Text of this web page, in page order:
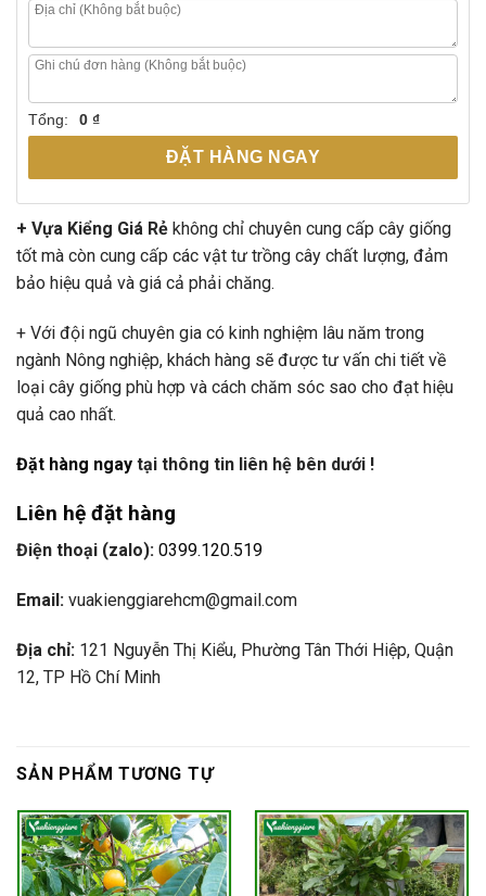
Tổng: 0 ₫
ĐẶT HÀNG NGAY
+ Vựa Kiểng Giá Rẻ không chỉ chuyên cung cấp cây giống
tốt mà còn cung cấp các vật tư trồng cây chất lượng, đảm
bảo hiệu quả và giá cả phải chăng.
+ Với đội ngũ chuyên gia có kinh nghiệm lâu năm trong
ngành Nông nghiệp, khách hàng sẽ được tư vấn chi tiết về
loại cây giống phù hợp và cách chăm sóc sao cho đạt hiệu
quả cao nhất.
Đặt hàng ngay tại thông tin liên hệ bên dưới !
Liên hệ đặt hàng
Điện thoại (zalo): 0399.120.519
Email: vuakienggiarehcm@gmail.com
Địa chỉ: 121 Nguyễn Thị Kiểu, Phường Tân Thới Hiệp, Quận
12, TP Hồ Chí Minh
SẢN PHẨM TƯƠNG TỰ